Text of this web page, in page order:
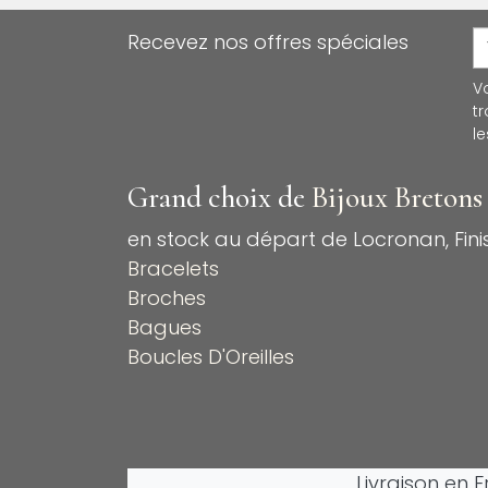
Recevez nos offres spéciales
Grand choix de Bijoux
en stock au départ de Locronan,
Bracelets
Broches
Bagues
Boucles D'Oreilles